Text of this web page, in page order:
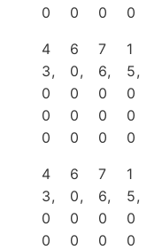
0
0
0
0
4
3,
0
0
0
6
0,
0
0
0
7
6,
0
0
0
1
5,
0
0
0
4
3,
0
0
6
0,
0
0
7
6,
0
0
1
5,
0
0